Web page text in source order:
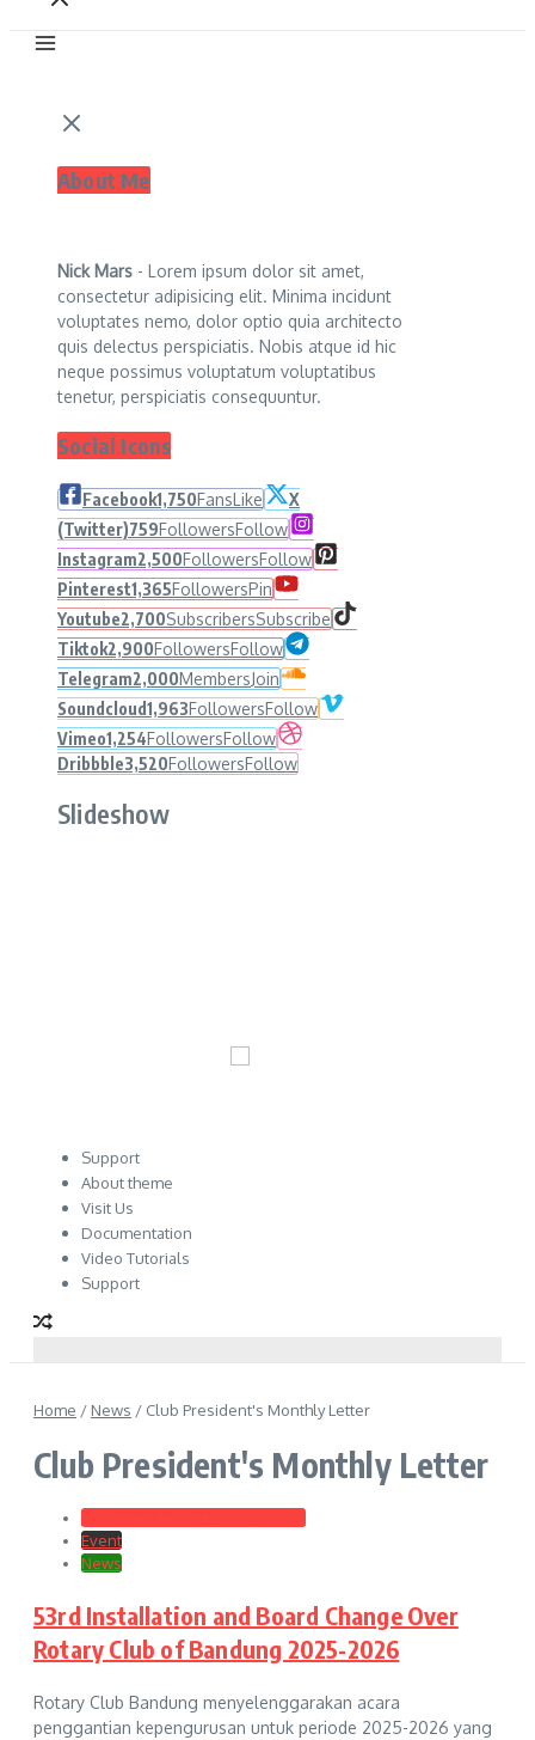
About Me
Nick Mars - Lorem ipsum dolor sit amet,
consectetur adipisicing elit. Minima incidunt
voluptates nemo, dolor optio quia architecto
quis delectus perspiciatis. Nobis atque id hic
neque possimus voluptatum voluptatibus
tenetur, perspiciatis consequuntur.
Social Icons
Facebook1,750FansLike
X
(Twitter)759FollowersFollow
Instagram2,500FollowersFollow
Pinterest1,365FollowersPin
Youtube2,700SubscribersSubscribe
Tiktok2,900FollowersFollow
Telegram2,000MembersJoin
Soundcloud1,963FollowersFollow
Vimeo1,254FollowersFollow
Dribbble3,520FollowersFollow
Slideshow
Support
About theme
Visit Us
Documentation
Video Tutorials
Support
Home / News / Club President's Monthly Letter
Club President's Monthly Letter
Event
News
53rd Installation and Board Change Over
Rotary Club of Bandung 2025-2026
Rotary Club Bandung menyelenggarakan acara
penggantian kepengurusan untuk periode 2025-2026 yang